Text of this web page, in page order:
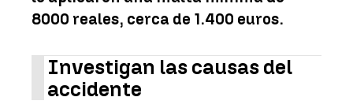
8000 reales, cerca de 1.400 euros.
Investigan las causas del
accidente